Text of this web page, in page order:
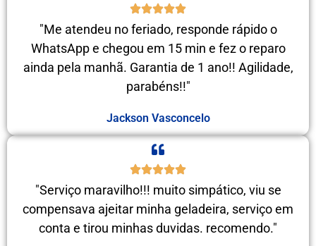
"Me atendeu no feriado, responde rápido o
WhatsApp e chegou em 15 min e fez o reparo
ainda pela manhã. Garantia de 1 ano!! Agilidade,
parabéns!!"
Jackson Vasconcelo
"Serviço maravilho!!! muito simpático, viu se
compensava ajeitar minha geladeira, serviço em
conta e tirou minhas duvidas. recomendo."